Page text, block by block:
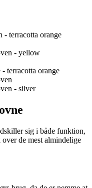
- terracotta orange
- yellow
terracotta orange
- silver
sig i både funktion,
de mest almindelige